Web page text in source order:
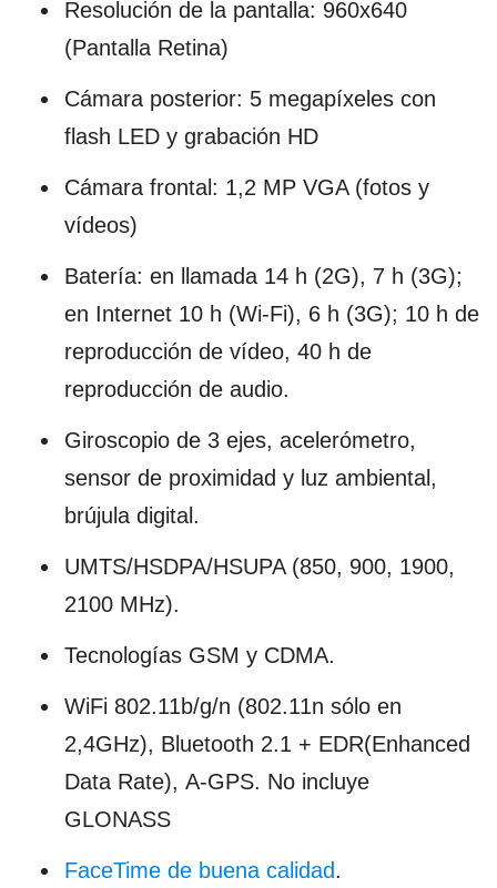
Resolución de la pantalla: 960x640
(Pantalla Retina)
Cámara posterior: 5 megapíxeles con
flash LED y grabación HD
Cámara frontal: 1,2 MP VGA (fotos y
vídeos)
Batería: en llamada 14 h (2G), 7 h (3G);
en Internet 10 h (Wi-Fi), 6 h (3G); 10 h de
reproducción de vídeo, 40 h de
reproducción de audio.
Giroscopio de 3 ejes, acelerómetro,
sensor de proximidad y luz ambiental,
brújula digital.
UMTS/HSDPA/HSUPA (850, 900, 1900,
2100 MHz).
Tecnologías GSM y CDMA.
WiFi 802.11b/g/n (802.11n sólo en
2,4GHz), Bluetooth 2.1 + EDR(Enhanced
Data Rate), A-GPS. No incluye
GLONASS
FaceTime de buena calidad.